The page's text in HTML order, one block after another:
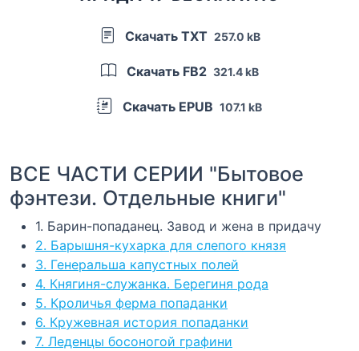
Скачать TXT 257.0 kB
Скачать FB2 321.4 kB
Скачать EPUB 107.1 kB
ВСЕ ЧАСТИ СЕРИИ "Бытовое
фэнтези. Отдельные книги"
1. Барин-попаданец. Завод и жена в придачу
2. Барышня-кухарка для слепого князя
3. Генеральша капустных полей
4. Княгиня-служанка. Берегиня рода
5. Кроличья ферма попаданки
6. Кружевная история попаданки
7. Леденцы босоногой графини